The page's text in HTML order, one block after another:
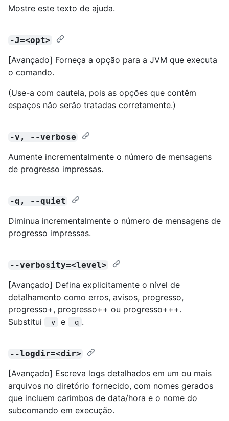
Mostre este texto de ajuda.
-J=<opt>
[Avançado] Forneça a opção para a JVM que executa
o comando.
(Use-a com cautela, pois as opções que contêm
espaços não serão tratadas corretamente.)
-v, --verbose
Aumente incrementalmente o número de mensagens
de progresso impressas.
-q, --quiet
Diminua incrementalmente o número de mensagens de
progresso impressas.
--verbosity=<level>
[Avançado] Defina explicitamente o nível de
detalhamento como erros, avisos, progresso,
progresso+, progresso++ ou progresso+++.
Substitui
-v e -q .
--logdir=<dir>
[Avançado] Escreva logs detalhados em um ou mais
arquivos no diretório fornecido, com nomes gerados
que incluem carimbos de data/hora e o nome do
subcomando em execução.